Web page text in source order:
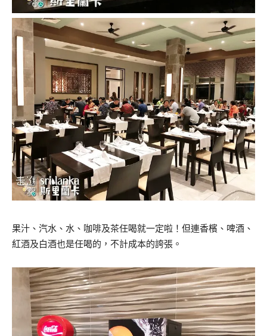
果汁、汽水、水、咖啡及茶任喝就一定啦！但連香檳、啤酒、
紅酒及白酒也是任喝的，不計成本的誇張。